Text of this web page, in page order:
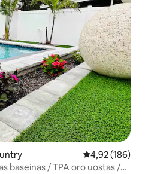
Vidutinis
4,92 (186)
baseinas / TPA oro uostas /